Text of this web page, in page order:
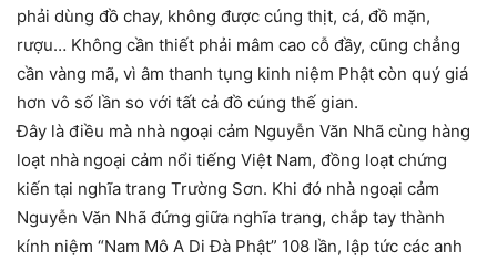
phải dùng đồ chay, không được cúng thịt, cá, đồ mặn,
rượu… Không cần thiết phải mâm cao cỗ đầy, cũng chẳng
cần vàng mã, vì âm thanh tụng kinh niệm Phật còn quý giá
hơn vô số lần so với tất cả đồ cúng thế gian.
Đây là điều mà nhà ngoại cảm Nguyễn Văn Nhã cùng hàng
loạt nhà ngoại cảm nổi tiếng Việt Nam, đồng loạt chứng
kiến tại nghĩa trang Trường Sơn. Khi đó nhà ngoại cảm
Nguyễn Văn Nhã đứng giữa nghĩa trang, chắp tay thành
kính niệm “Nam Mô A Di Đà Phật” 108 lần, lập tức các anh